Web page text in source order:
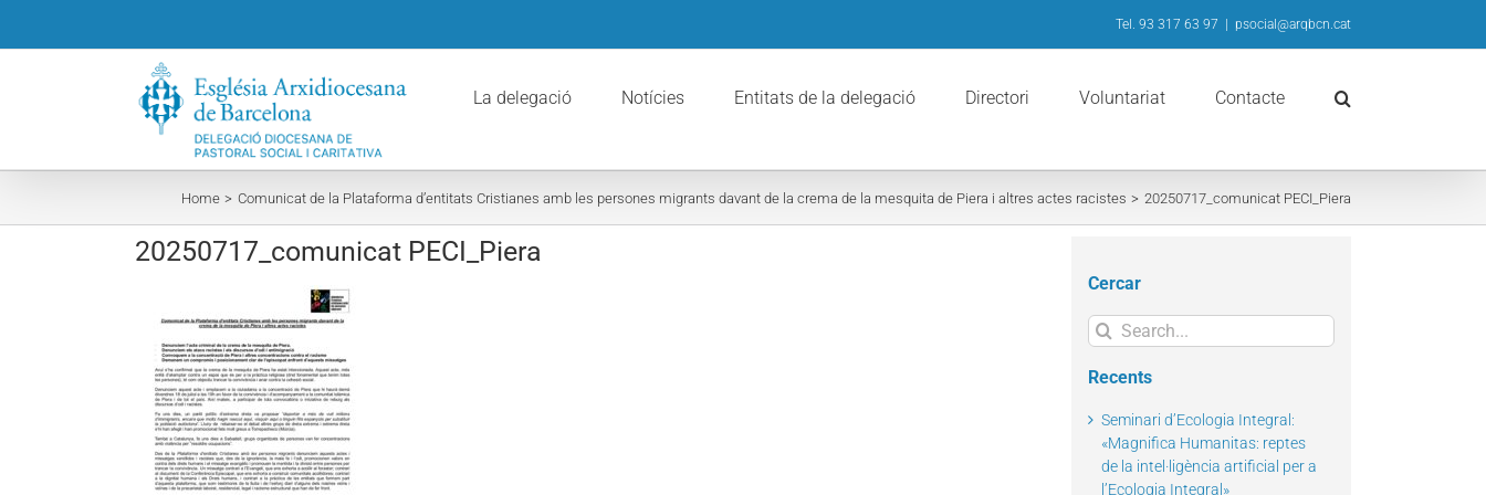
Tel. 93 317 63 97 psocial@arqbcn.cat
La delegació Notícies Entitats de la delegació Directori Voluntariat Contacte
Home Comunicat de la Plataforma d’entitats Cristianes amb les persones migrants davant de la crema de la mesquita de Piera i altres actes racistes 20250717_comunicat PECI_Piera
20250717_comunicat PECI_Piera
Cercar
Search
for:
Recents
Seminari d’Ecologia Integral:
«Magnifica Humanitas: reptes
de la intel·ligència artificial per a
l’Ecologia Integral»